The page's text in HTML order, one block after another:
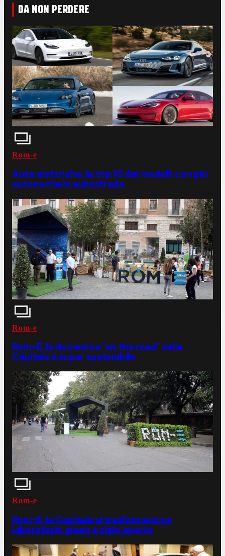
DA NON PERDERE
Rom-e
Auto elettriche, la top 10 dei modelli con più
autonomia in autostrada
Rom-e
Rom-E, la domenica "on the road" della
Capitale è super sostenibile
Rom-e
Rom-E, la Capitale si trasforma in un
laboratorio green a cielo aperto